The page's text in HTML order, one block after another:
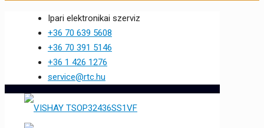
Ipari elektronikai szerviz
+36 70 639 5608
+36 70 391 5146
+36 1 426 1276
service@rtc.hu